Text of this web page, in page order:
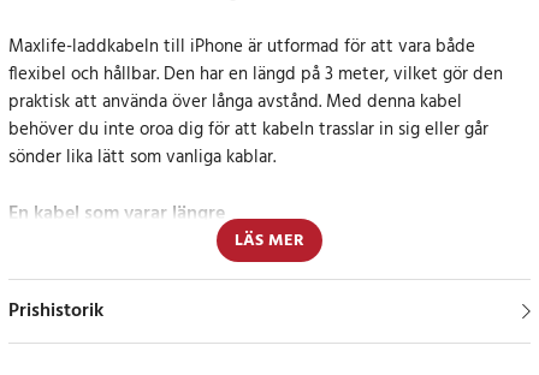
Maxlife-laddkabeln till iPhone är utformad för att vara både
flexibel och hållbar. Den har en längd på 3 meter, vilket gör den
praktisk att använda över långa avstånd. Med denna kabel
behöver du inte oroa dig för att kabeln trasslar in sig eller går
sönder lika lätt som vanliga kablar.
En kabel som varar längre
Maxlife laddkabel är särskilt framtagen för att hålla längre. Den är
flexibel, vilket innebär att den kan böjas och vridas utan att gå
sönder. Dessutom är den vita färgen en klassisk och stilren design
som passar bra till alla enheter.
LÄS MER
Prishistorik